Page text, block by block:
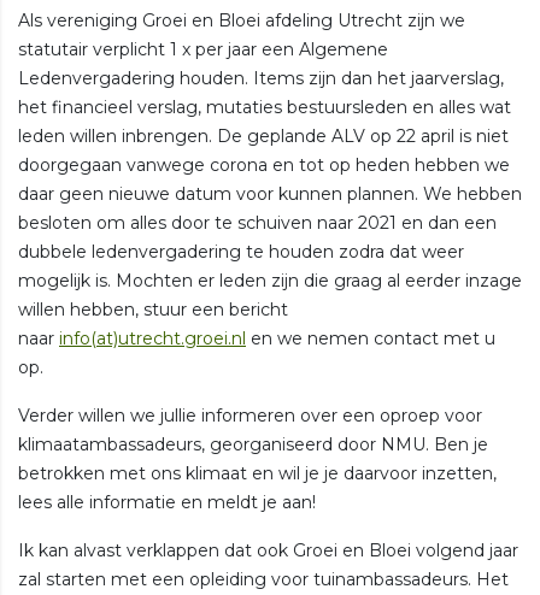
Als vereniging Groei en Bloei afdeling Utrecht zijn we
statutair verplicht 1 x per jaar een Algemene
Ledenvergadering houden. Items zijn dan het jaarverslag,
het financieel verslag, mutaties bestuursleden en alles wat
leden willen inbrengen. De geplande ALV op 22 april is niet
doorgegaan vanwege corona en tot op heden hebben we
daar geen nieuwe datum voor kunnen plannen. We hebben
besloten om alles door te schuiven naar 2021 en dan een
dubbele ledenvergadering te houden zodra dat weer
mogelijk is. Mochten er leden zijn die graag al eerder inzage
willen hebben, stuur een bericht
naar info(at)utrecht.groei.nl en we nemen contact met u
op.
Verder willen we jullie informeren over een oproep voor
klimaatambassadeurs, georganiseerd door NMU. Ben je
betrokken met ons klimaat en wil je je daarvoor inzetten,
lees alle informatie en meldt je aan!
Ik kan alvast verklappen dat ook Groei en Bloei volgend jaar
zal starten met een opleiding voor tuinambassadeurs. Het